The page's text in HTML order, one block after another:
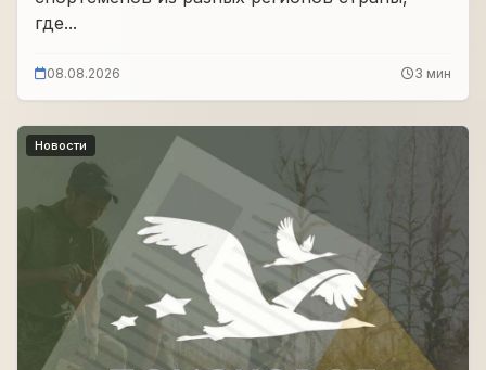
где...
08.08.2026 3 мин
Новости